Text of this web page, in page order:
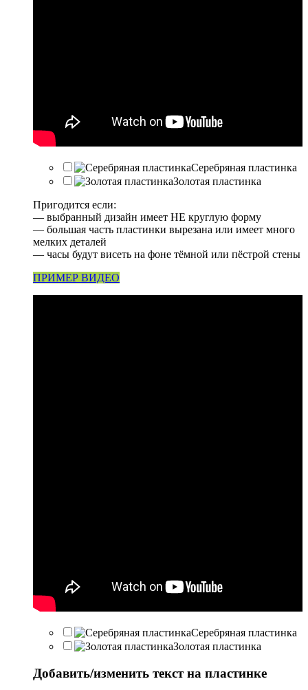
Серебряная пластинка
Золотая пластинка
Пригодится если:
— выбранный дизайн имеет НЕ круглую форму
— большая часть пластинки вырезана или имеет много
мелких деталей
— часы будут висеть на фоне тёмной или пёстрой стены
ПРИМЕР ВИДЕО
Серебряная пластинка
Золотая пластинка
Добавить/изменить текст на пластинке